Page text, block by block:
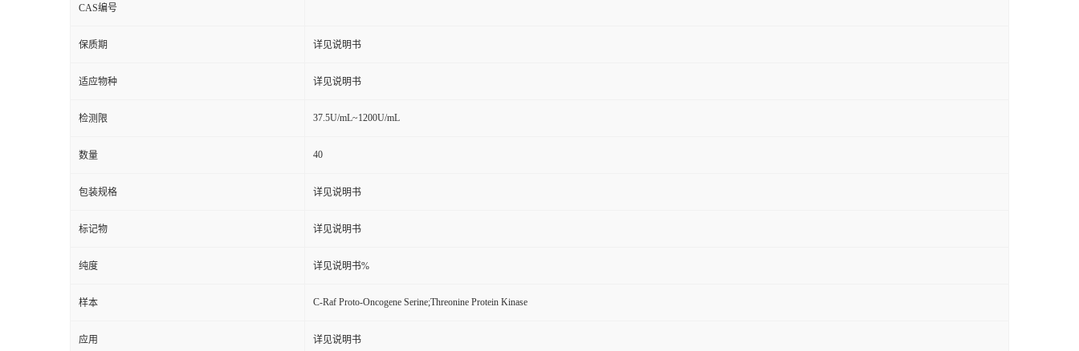
CAS编号
保质期 详见说明书
适应物种 详见说明书
检测限 37.5U/mL~1200U/mL
数量 40
包装规格 详见说明书
标记物 详见说明书
纯度 详见说明书%
样本 C-Raf Proto-Oncogene Serine;Threonine Protein Kinase
应用 详见说明书